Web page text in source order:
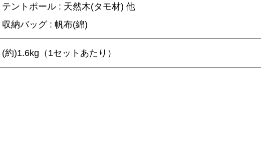
テントポール : 天然木(タモ材) 他
収納バッグ : 帆布(綿)
(約)1.6kg（1セットあたり）